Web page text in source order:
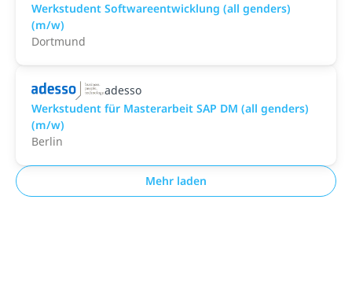
Werkstudent Softwareentwicklung (all genders)
(m/w)
Dortmund
adesso
Werkstudent für Masterarbeit SAP DM (all genders)
(m/w)
Berlin
Mehr laden